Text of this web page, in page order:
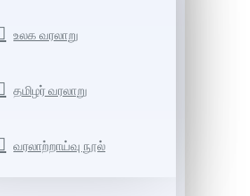
உலக வரலாறு
தமிழர் வரலாறு
வரலாற்றாய்வு நூல்